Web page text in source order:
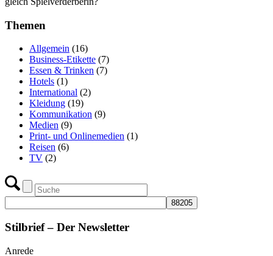
Themen
Allgemein (16)
Business-Etikette (7)
Essen & Trinken (7)
Hotels (1)
International (2)
Kleidung (19)
Kommunikation (9)
Medien (9)
Print- und Onlinemedien (1)
Reisen (6)
TV (2)
Stilbrief – Der Newsletter
Anrede